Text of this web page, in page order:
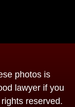
photos is
lawyer if you
reserved.